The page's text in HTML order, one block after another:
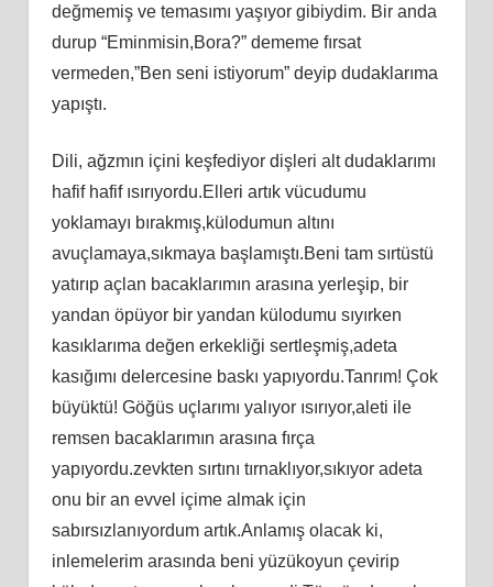
değmemiş ve temasımı yaşıyor gibiydim. Bir anda
durup “Eminmisin,Bora?” dememe fırsat
vermeden,”Ben seni istiyorum” deyip dudaklarıma
yapıştı.
Dili, ağzmın içini keşfediyor dişleri alt dudaklarımı
hafif hafif ısırıyordu.Elleri artık vücudumu
yoklamayı bırakmış,külodumun altını
avuçlamaya,sıkmaya başlamıştı.Beni tam sırtüstü
yatırıp açlan bacaklarımın arasına yerleşip, bir
yandan öpüyor bir yandan külodumu sıyırken
kasıklarıma değen erkekliği sertleşmiş,adeta
kasığımı delercesine baskı yapıyordu.Tanrım! Çok
büyüktü! Göğüs uçlarımı yalıyor ısırıyor,aleti ile
remsen bacaklarımın arasına fırça
yapıyordu.zevkten sırtını tırnaklıyor,sıkıyor adeta
onu bir an evvel içime almak için
sabırsızlanıyordum artık.Anlamış olacak ki,
inlemelerim arasında beni yüzükoyun çevirip